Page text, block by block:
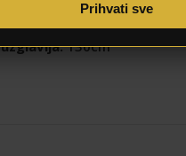
25cm
130cm
Prihvati sve